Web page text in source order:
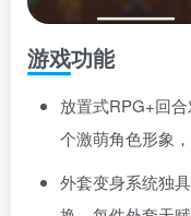
游戏功能
放置式RPG+回
个激萌角色形象
外套变身系统独